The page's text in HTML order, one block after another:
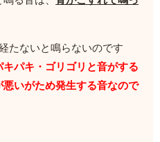
たないと鳴らないのです
キパキ・ゴリゴリと音がする
いがため発生する音なので